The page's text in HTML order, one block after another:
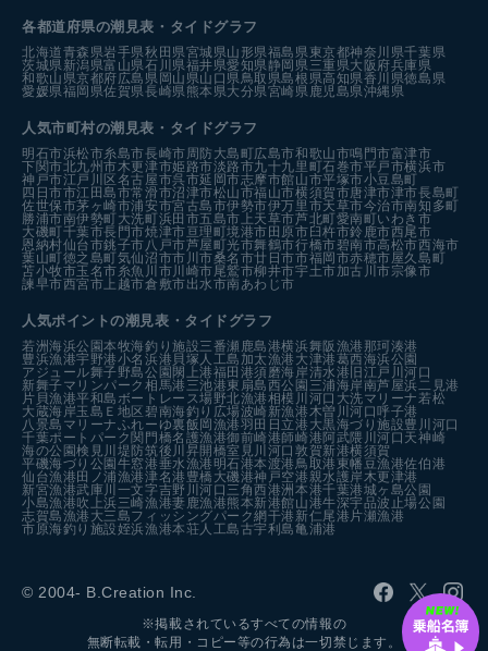
各都道府県の潮見表 ・タイドグラフ
北海道青森県岩手県秋田県宮城県山形県福島県東京都神奈川県千葉県
茨城県新潟県富山県石川県福井県愛知県静岡県三重県大阪府兵庫県
和歌山県京都府広島県 岡山県山口県鳥取県島根県高知県香川県徳島県
愛媛県福岡県佐賀県長崎県熊本県大分県宮崎県鹿児島県沖縄県
人気市町村の潮見表・タイドグラフ
明石市浜松市糸島市長崎市周防大島町広島市和歌山市鳴門市富津市
下関市北九州市木更津市姫路市淡路市九十九里町石巻市平戸市横浜市
神戸市江戸川区 名古屋市呉市延岡市志摩市館山市平塚市小豆島町
四日市市江田島市常滑市沼津市松山市福山市横須賀市唐津市津市長島町
佐世保市茅ヶ崎市浦安市宮古島市伊勢市伊万里市天草市今治市南知多町
勝浦市南伊勢町大洗町浜田市五島市 上天草市芦北町愛南町いわき市
大磯町千葉市長門市焼津市亘理町境港市 田原市 臼杵市鈴鹿市西尾市
恩納村仙台市銚子市八戸市芦屋町光市舞鶴市行橋市碧南市高松市西海市
葉山町徳之島町気仙沼市市川市桑名市廿日市市福岡市赤穂市屋久島町
苫小牧市玉名市糸魚川市川崎市尾鷲市柳井市宇土市加古川市宗像市
諫早市西宮市 上越市倉敷市出水市南あわじ市
人気ポイントの潮見表・タイドグラフ
若洲海浜公園本牧海釣り施設三番瀬 鹿島港横浜舞阪漁港 那珂湊港
豊浜漁港宇野港小名浜港 貝塚人工島 加太漁港 大津港葛西海浜公園
アジュール舞子野島公園 閖上港福田港須磨海岸清水港 旧江戸川河口
新舞子マリンパーク 相馬港 三池港東扇島西公園 三浦海岸南芦屋浜二見港
片貝漁港平和島ボートレース場野北漁港相模川河口 大洗マリーナ若松
大蔵海岸玉島Ｅ地区 碧南海釣り広場波崎新漁港木曽川河口 呼子港
八景島マリーナふれーゆ裏飯岡漁港羽田 日立港 大黒海づり施設豊川河口
千葉ポートパーク 関門橋名護漁港御前崎港師崎港 阿武隈川河口 天神崎
海の公園検見川堤防筑後川昇開橋室見川河口敦賀新港横須賀
平磯海づり公園 牛窓港垂水漁港 明石港本渡港鳥取港 東幡豆漁港佐伯港
仙台漁港 田ノ浦漁港津名港 豊橋 大磯港神戸空港親水護岸木更津港
新宮漁港武庫川一文字吉野川河口 三角西港洲本港千葉港城ヶ島公園
小島漁港吹上浜三崎漁港妻鹿漁港熊本新港館山港牛深宇品波止場公園
志賀島漁港 大三島フィッシングパーク網干港 新仁尾港 片瀬漁港
市原海釣り施設姪浜漁港本荘人工島古宇利島亀浦港
© 2004- B.Creation Inc.
※掲載されているすべての情報の
無断転載・転用・コピー等の行為は一切禁じます。